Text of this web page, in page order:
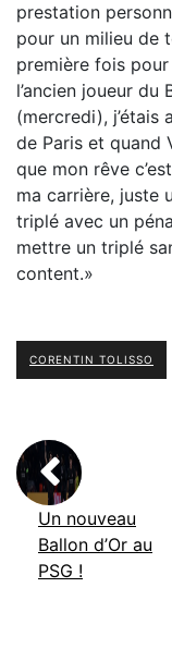
prestation
pour un milieu de
première fois
l’ancien joueur du
(mercredi), j’étais
de Paris et quand
que mon rêve
ma carrière, juste
triplé avec un
mettre un triplé
content.»
CORENTIN TOLISSO
Un nouveau
Ballon d’Or au
PSG !